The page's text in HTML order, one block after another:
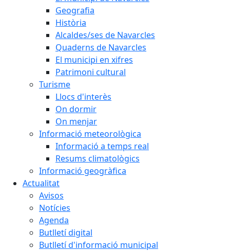
Geografia
Història
Alcaldes/ses de Navarcles
Quaderns de Navarcles
El municipi en xifres
Patrimoni cultural
Turisme
Llocs d'interès
On dormir
On menjar
Informació meteorològica
Informació a temps real
Resums climatològics
Informació geogràfica
Actualitat
Avisos
Notícies
Agenda
Butlletí digital
Butlletí d'informació municipal